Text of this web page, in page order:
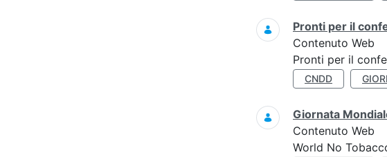
Pronti per il
Contenuto Web
Pronti per il
CNDD
Giornata
Contenuto Web
World No